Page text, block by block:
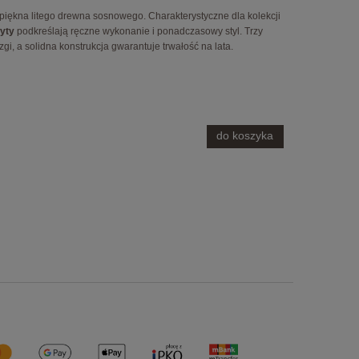
litego drewna sosnowego. Charakterystyczne dla kolekcji
podkreślają ręczne wykonanie i ponadczasowy styl. Trzy
a solidna konstrukcja gwarantuje trwałość na lata.
do koszyka